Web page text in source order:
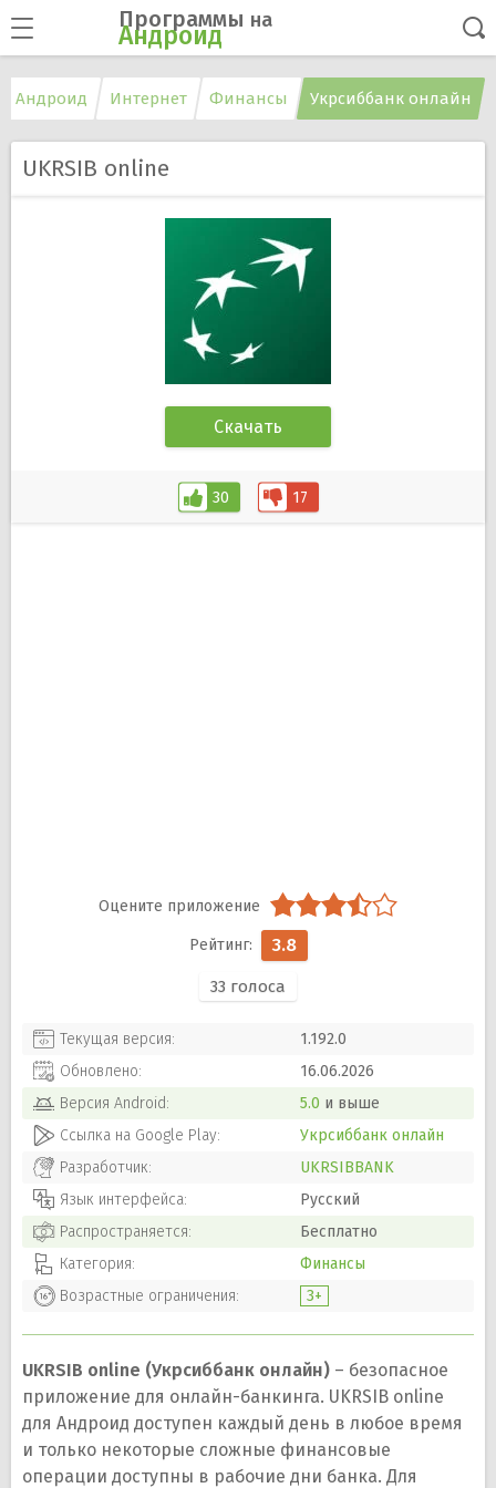
Программы на
Андроид
Андроид Интернет Финансы Укрсиббанк онлайн
UKRSIB online
Скачать
30 17
3.8
33 голоса
Текущая версия:
1.192.0
Обновлено:
16.06.2026
Версия Android: 5.0 и выше
Ссылка на Google Play:
Укрсиббанк онлайн
Разработчик:
UKRSIBBANK
Язык интерфейса:
Русский
Распространяется:
Бесплатно
Категория:
Финансы
Возрастные ограничения:
3+
UKRSIB online (Укрсиббанк онлайн) – безопасное
приложение для онлайн-банкинга. UKRSIB online
для Андроид доступен каждый день в любое время
и только некоторые сложные финансовые
операции доступны в рабочие дни банка. Для